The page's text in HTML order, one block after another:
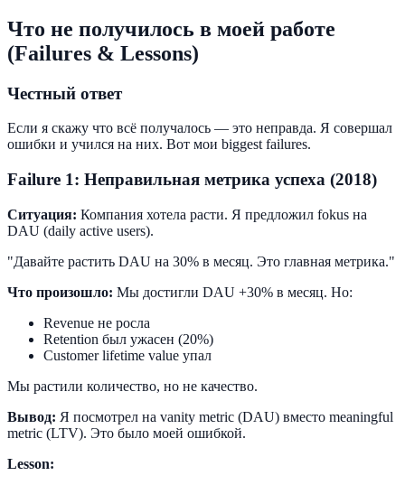
Что не получилось в моей работе
(Failures & Lessons)
Честный ответ
Если я скажу что всё получалось — это неправда. Я совершал
ошибки и учился на них. Вот мои biggest failures.
Failure 1: Неправильная метрика успеха (2018)
Ситуация: Компания хотела расти. Я предложил fokus на
DAU (daily active users).
"Давайте растить DAU на 30% в месяц. Это главная метрика."
Что произошло: Мы достигли DAU +30% в месяц. Но:
Revenue не росла
Retention был ужасен (20%)
Customer lifetime value упал
Мы растили количество, но не качество.
Вывод: Я посмотрел на vanity metric (DAU) вместо meaningful
metric (LTV). Это было моей ошибкой.
Lesson: